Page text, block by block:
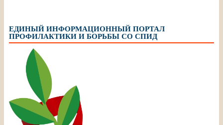
ЕДИНЫЙ ИНФОРМАЦИОННЫЙ ПОРТАЛ
ПРОФИЛАКТИКИ И БОРЬБЫ СО СПИД